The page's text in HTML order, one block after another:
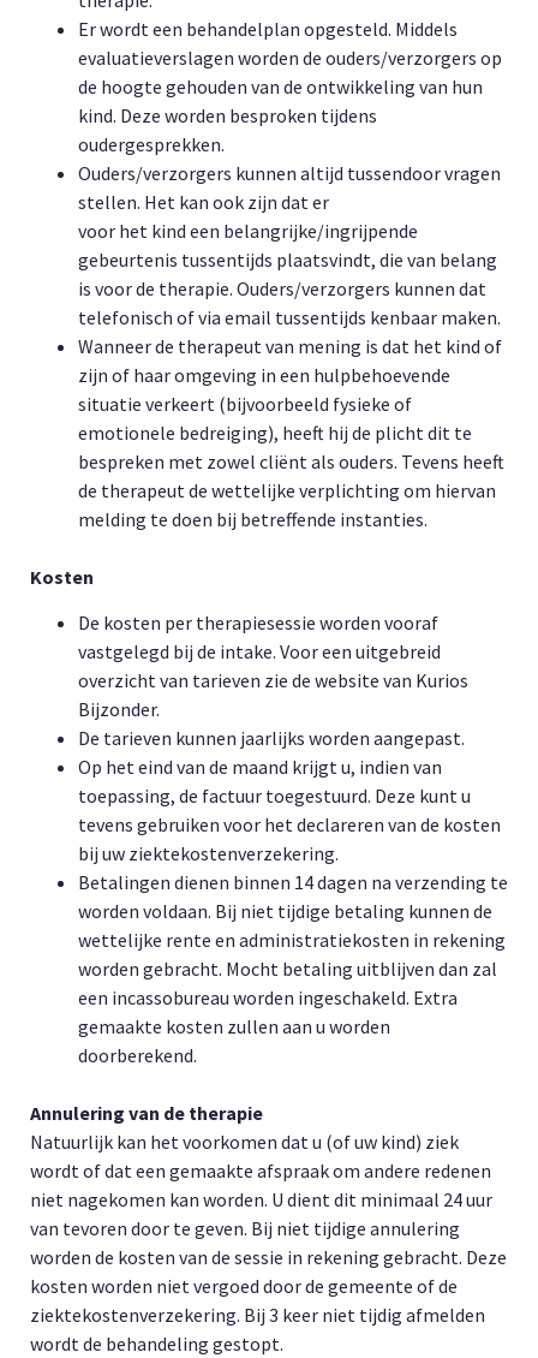
Er wordt een behandelplan opgesteld. Middels
evaluatieverslagen worden de ouders/verzorgers op
de hoogte gehouden van de ontwikkeling van hun
kind. Deze worden besproken tijdens
oudergesprekken.
Ouders/verzorgers kunnen altijd tussendoor vragen
stellen. Het kan ook zijn dat er
voor het kind een belangrijke/ingrijpende
gebeurtenis tussentijds plaatsvindt, die van belang
is voor de therapie. Ouders/verzorgers kunnen dat
telefonisch of via email tussentijds kenbaar maken.
Wanneer de therapeut van mening is dat het kind of
zijn of haar omgeving in een hulpbehoevende
situatie verkeert (bijvoorbeeld fysieke of
emotionele bedreiging), heeft hij de plicht dit te
bespreken met zowel cliënt als ouders. Tevens heeft
de therapeut de wettelijke verplichting om hiervan
melding te doen bij betreffende instanties.
Kosten
De kosten per therapiesessie worden vooraf
vastgelegd bij de intake. Voor een uitgebreid
overzicht van tarieven zie de website van Kurios
Bijzonder.
De tarieven kunnen jaarlijks worden aangepast.
Op het eind van de maand krijgt u, indien van
toepassing, de factuur toegestuurd. Deze kunt u
tevens gebruiken voor het declareren van de kosten
bij uw ziektekostenverzekering.
Betalingen dienen binnen 14 dagen na verzending te
worden voldaan. Bij niet tijdige betaling kunnen de
wettelijke rente en administratiekosten in rekening
worden gebracht. Mocht betaling uitblijven dan zal
een incassobureau worden ingeschakeld. Extra
gemaakte kosten zullen aan u worden
doorberekend.
Annulering van de therapie
Natuurlijk kan het voorkomen dat u (of uw kind) ziek
wordt of dat een gemaakte afspraak om andere redenen
niet nagekomen kan worden. U dient dit minimaal 24 uur
van tevoren door te geven. Bij niet tijdige annulering
worden de kosten van de sessie in rekening gebracht. Deze
kosten worden niet vergoed door de gemeente of de
ziektekostenverzekering. Bij 3 keer niet tijdig afmelden
wordt de behandeling gestopt.